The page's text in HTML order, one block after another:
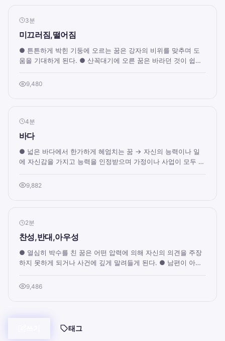
3분
미끄러짐,떨어짐
● 튼튼하게 박힌 기둥에 오르는 꿈은 강자의 비위를 맞추며 도
움을 기대하게 된다. ● 산꼭대기에 오른 꿈은 바라던 것이 쉽게
9,480
4분
바다
● 넓은 바다에서 한가하게 헤엄치는 꿈 → 자신의 능력이나 일
에 자신감을 가지고 능력을 인정받으며 가정이나 사업이 모두 순
9,882
2분
찬성,반대,아우성
● 열심히 박수를 친 꿈은 어떤 압력에 의해 자신의 의견을 주장
하지 못하게 되거나 사건에 깊게 말려들게 된다. ● 남편이 아내
9,486
태그